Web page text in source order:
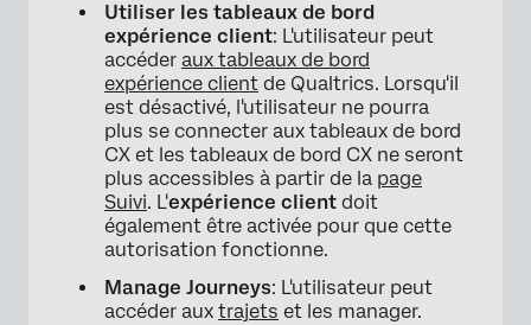
Utiliser les tableaux de bord
expérience client: L'utilisateur peut
accéder aux tableaux de bord
expérience client de Qualtrics. Lorsqu'il
est désactivé, l'utilisateur ne pourra
plus se connecter aux tableaux de bord
CX et les tableaux de bord CX ne seront
plus accessibles à partir de la page
Suivi. L'expérience client doit
également être activée pour que cette
autorisation fonctionne.
Manage Journeys: L'utilisateur peut
accéder aux trajets et les manager.